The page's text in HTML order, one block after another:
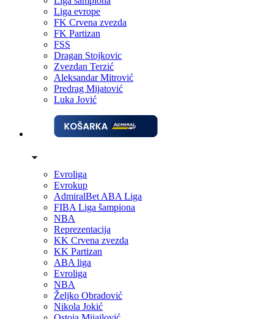
Liga evrope
FK Crvena zvezda
FK Partizan
FSS
Dragan Stojkovic
Zvezdan Terzić
Aleksandar Mitrović
Predrag Mijatović
Luka Jović
Evroliga
Evrokup
AdmiralBet ABA Liga
FIBA Liga šampiona
NBA
Reprezentacija
KK Crvena zvezda
KK Partizan
ABA liga
Evroliga
NBA
Željko Obradović
Nikola Jokić